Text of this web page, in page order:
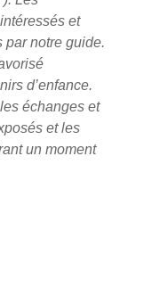
et
par notre guide.
d’enfance.
échanges et
et les
un moment